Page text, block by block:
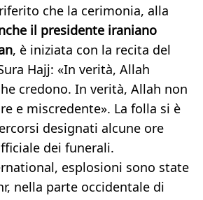
che la cerimonia, alla
il presidente iraniano
, è iniziata con la recita del
Hajj: «In verità, Allah
credono. In verità, Allah non
e miscredente». La folla si è
designati alcune ore
dei funerali.
esplosioni sono state
nella parte occidentale di